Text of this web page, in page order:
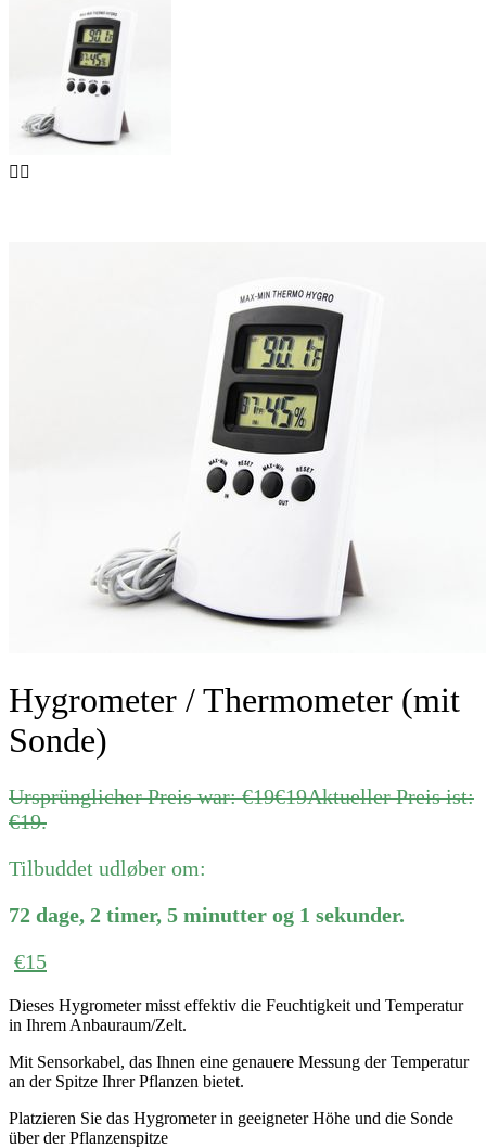
Hygrometer / Thermometer (mit
Sonde)
Ursprünglicher Preis war: €19€19Aktueller Preis ist:
€19.
Tilbuddet udløber om:
72 dage, 2 timer, 5 minutter og 1 sekunder.
€15
Dieses Hygrometer misst effektiv die Feuchtigkeit und Temperatur
in Ihrem Anbauraum/Zelt.
Mit Sensorkabel, das Ihnen eine genauere Messung der Temperatur
an der Spitze Ihrer Pflanzen bietet.
Platzieren Sie das Hygrometer in geeigneter Höhe und die Sonde
über der Pflanzenspitze